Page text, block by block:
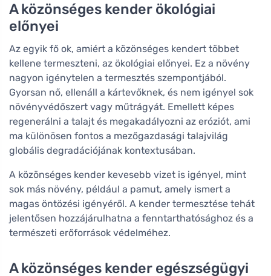
A közönséges kender ökológiai
előnyei
Az egyik fő ok, amiért a közönséges kendert többet
kellene termeszteni, az ökológiai előnyei. Ez a növény
nagyon igénytelen a termesztés szempontjából.
Gyorsan nő, ellenáll a kártevőknek, és nem igényel sok
növényvédőszert vagy műtrágyát. Emellett képes
regenerálni a talajt és megakadályozni az eróziót, ami
ma különösen fontos a mezőgazdasági talajvilág
globális degradációjának kontextusában.
A közönséges kender kevesebb vizet is igényel, mint
sok más növény, például a pamut, amely ismert a
magas öntözési igényéről. A kender termesztése tehát
jelentősen hozzájárulhatna a fenntarthatósághoz és a
természeti erőforrások védelméhez.
A közönséges kender egészségügyi